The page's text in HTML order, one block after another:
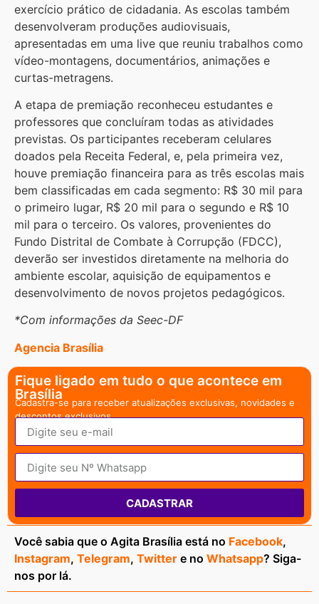
exercício prático de cidadania. As escolas também
desenvolveram produções audiovisuais,
apresentadas em uma live que reuniu trabalhos como
vídeo-montagens, documentários, animações e
curtas-metragens.
A etapa de premiação reconheceu estudantes e
professores que concluíram todas as atividades
previstas. Os participantes receberam celulares
doados pela Receita Federal, e, pela primeira vez,
houve premiação financeira para as três escolas mais
bem classificadas em cada segmento: R$ 30 mil para
o primeiro lugar, R$ 20 mil para o segundo e R$ 10
mil para o terceiro. Os valores, provenientes do
Fundo Distrital de Combate à Corrupção (FDCC),
deverão ser investidos diretamente na melhoria do
ambiente escolar, aquisição de equipamentos e
desenvolvimento de novos projetos pedagógicos.
*Com informações da Seec-DF
Agencia Brasília
Fique ligado em tudo o que acontece em
Brasília
Cadastra-se para receber atualizações exclusivas, novidades e
descontos exclusivos.
CADASTRAR
Você sabia que o Agita Brasília está no Facebook,
Instagram, Telegram, Twitter e no Whatsapp? Siga-
nos por lá.